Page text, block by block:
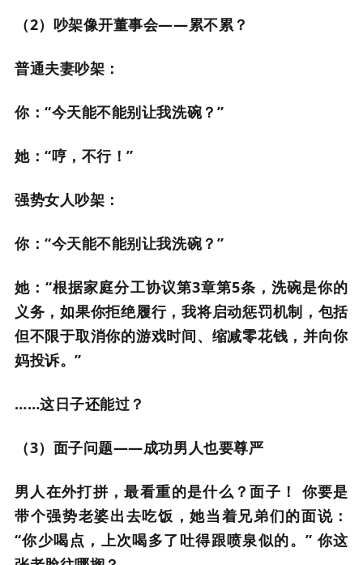
（2）吵架像开董事会——累不累？
普通夫妻吵架：
你：“今天能不能别让我洗碗？”
她：“哼，不行！”
强势女人吵架：
你：“今天能不能别让我洗碗？”
她：“根据家庭分工协议第3章第5条，洗碗是你的
义务，如果你拒绝履行，我将启动惩罚机制，包括
但不限于取消你的游戏时间、缩减零花钱，并向你
妈投诉。”
……这日子还能过？
（3）面子问题——成功男人也要尊严
男人在外打拼，最看重的是什么？面子！ 你要是
带个强势老婆出去吃饭，她当着兄弟们的面说：
“你少喝点，上次喝多了吐得跟喷泉似的。” 你这